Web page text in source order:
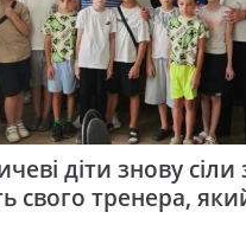
діти знову сіли
свого тренера,